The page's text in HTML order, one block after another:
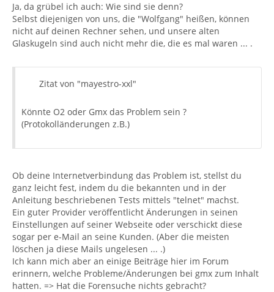
Ja, da grübel ich auch: Wie sind sie denn?
Selbst diejenigen von uns, die "Wolfgang" heißen, können
nicht auf deinen Rechner sehen, und unsere alten
Glaskugeln sind auch nicht mehr die, die es mal waren ... .
Zitat von "mayestro-xxl"
Könnte O2 oder Gmx das Problem sein ?
(Protokolländerungen z.B.)
Ob deine Internetverbindung das Problem ist, stellst du
ganz leicht fest, indem du die bekannten und in der
Anleitung beschriebenen Tests mittels "telnet" machst.
Ein guter Provider veröffentlicht Änderungen in seinen
Einstellungen auf seiner Webseite oder verschickt diese
sogar per e-Mail an seine Kunden. (Aber die meisten
löschen ja diese Mails ungelesen ... .)
Ich kann mich aber an einige Beiträge hier im Forum
erinnern, welche Probleme/Änderungen bei gmx zum Inhalt
hatten. => Hat die Forensuche nichts gebracht?